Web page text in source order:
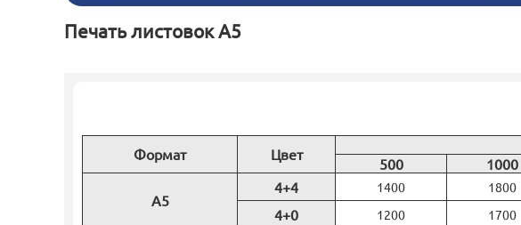
Печать листовок А5
Формат Цвет
500
1000
А5
4+4 1400 1800
4+0 1200 1700